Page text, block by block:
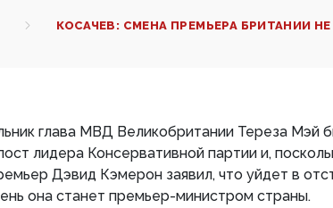
КОСАЧЕВ: СМЕНА ПРЕМЬЕРА БРИТАНИИ
глава МВД Великобритании Тереза Мэй
лидера Консервативной партии и,
Дэвид Кэмерон заявил, что уйдет в
она станет премьер-министром страны.